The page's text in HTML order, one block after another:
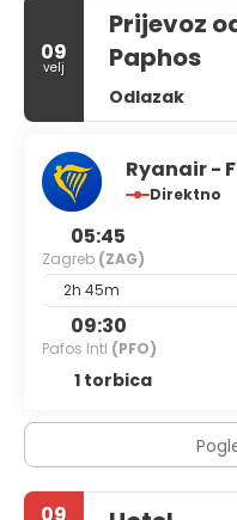
09
velj
Prijevoz
Paphos
Odlazak
Ryanair -
Direktno
05:45
Zagreb (ZAG)
2h 45m
09:30
Pafos Intl (PFO)
1 torbica